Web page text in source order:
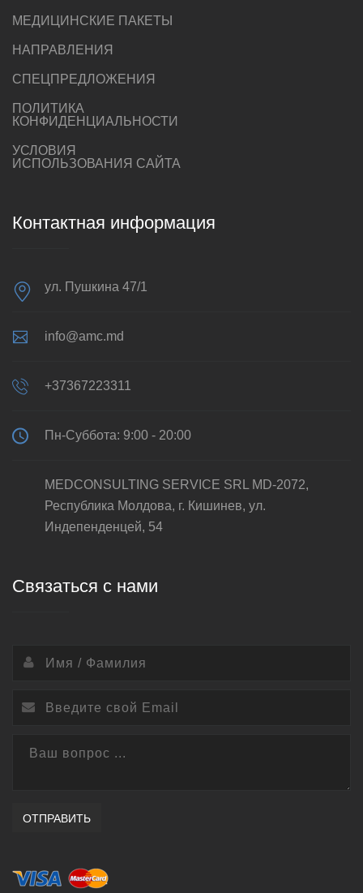
МЕДИЦИНСКИЕ ПАКЕТЫ
НАПРАВЛЕНИЯ
СПЕЦПРЕДЛОЖЕНИЯ
ПОЛИТИКА
КОНФИДЕНЦИАЛЬНОСТИ
УСЛОВИЯ
ИСПОЛЬЗОВАНИЯ САЙТА
Контактная информация
ул. Пушкина 47/1
info@amc.md
+37367223311
Пн-Суббота: 9:00 - 20:00
MEDCONSULTING SERVICE SRL MD-2072,
Республика Молдова, г. Кишинев, ул.
Индепенденцей, 54
Связаться с нами
ОТПРАВИТЬ